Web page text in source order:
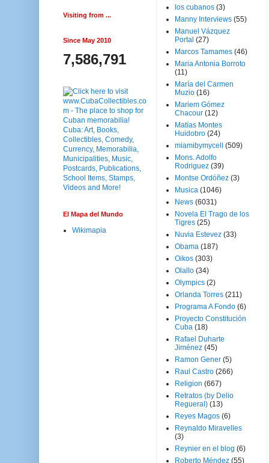
Visiting from ...
Since May 2010
7,586,791
El Mapa del Mundo
Wikimapia
los cubanos (3)
Manny Interviews (55)
Manuel Vázquez
Portal (27)
Marcos Tamames (46)
Maria Antonia Borroto
(11)
María del Carmen
Muzio (16)
Mariem Gómez
Chacour (12)
Matías Montes
Huidobro (24)
miamibymycell
(509)
Mons. Adolfo
Rodriguez (39)
Montse Ordóñez (3)
Musica (1046)
News (6031)
Novela El Trago de los
Tigres (25)
Nuvia Estevez (33)
Obama (187)
Oikos (303)
Olallo (34)
Olympics (2)
Orlanda Torres (211)
Programa A Fondo (6)
Proyecto Constitución
Cuba (18)
Rafael Duharte
Jiménez (45)
Ramon Gener (5)
Raul Castro (266)
Religion (667)
Retratos (by Delio
Regueral) (13)
Reyes Magos (6)
Reynaldo Miravelles
(3)
Reynier en el blog (6)
Roberto Méndez (55)